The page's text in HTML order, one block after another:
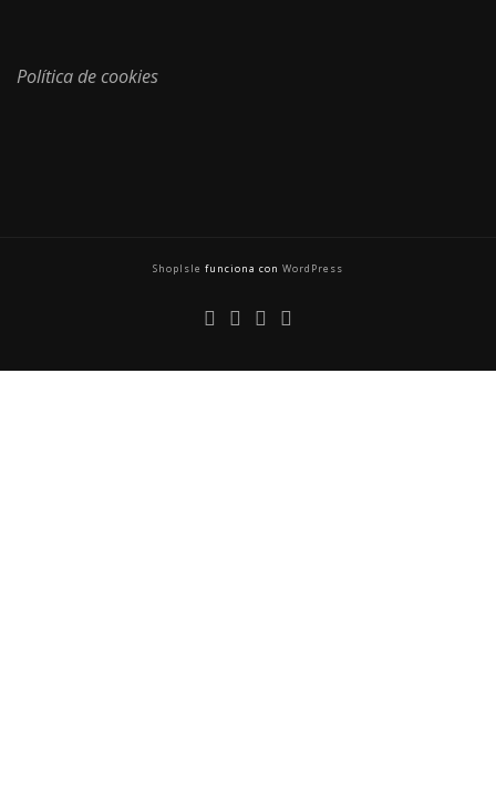
Política de cookies
ShopIsle funciona con WordPress